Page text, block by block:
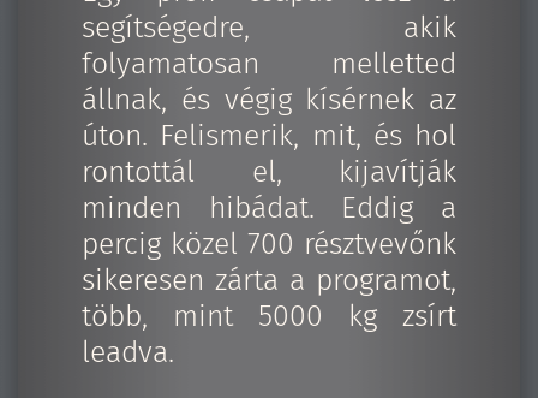
segítségedre, akik
folyamatosan melletted
állnak, és végig kísérnek az
úton. Felismerik, mit, és hol
rontottál el, kijavítják
minden hibádat. Eddig a
percig közel 700 résztvevőnk
sikeresen zárta a programot,
több, mint 5000 kg zsírt
leadva.